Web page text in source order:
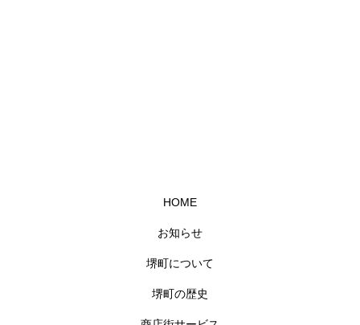
HOME
お知らせ
堺町について
堺町の歴史